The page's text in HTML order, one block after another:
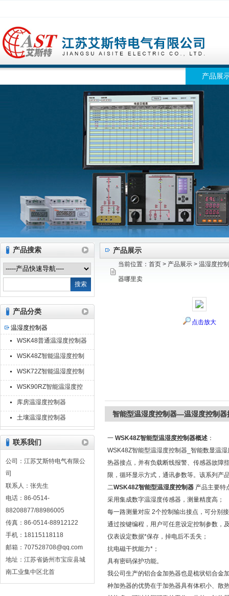
江苏艾斯特电气有限公司
产品展
产品搜索
产品分类
温湿度控制器
WSK48普通温湿度控制器
WSK48Z智能温湿度控制
器
WSK72Z智能温湿度控制
器
WSK90RZ智能温湿度控
制器
库房温湿度控制器
土壤温湿度控制器
联系我们
公司：江苏艾斯特电气有限公
司
联系人：张先生
电话：86-0514-
88208877/88986005
传真：86-0514-88912122
手机：18115118118
邮箱：707528708@qq.com
地址：江苏省扬州市宝应县城
南工业集中区北首
产品展示
当前位置： 首页 > 产品展示 > 温湿度控
器哪里卖
点击放大
智能型温湿度控制器—温湿度控制
一 WSK48Z智能型温湿度控制器概述 ：
WSK48Z智能型温湿度控制器_智能数显温
热器接点，并有负载断线报警、传感器故障
限，循环显示方式，通讯参数等。该系列产
二WSK48Z智能型温湿度控制器 产品主要特
采用集成数字温湿度传感器，测量精度高；
每一路测量对应 2个控制输出接点，可分别
通过按键编程，用户可任意设定控制参数，
仪表设定数据*保存，掉电后不丢失；
抗电磁干扰能力*；
具有密码保护功能。
我公司生产的铝合金加热器也是梳状铝合金
种加热器的优势在于加热器具有体积小、散